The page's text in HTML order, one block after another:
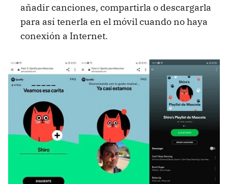
añadir canciones, compartirla o descargarla
para así tenerla en el móvil cuando no haya
conexión a Internet.